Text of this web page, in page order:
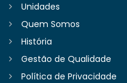
Unidades
Quem Somos
História
Gestão de Qualidade
Política de Privacidade